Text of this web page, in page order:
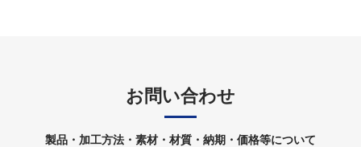
お問い合わせ
製品・加工方法・素材・材質・納期・価格等について